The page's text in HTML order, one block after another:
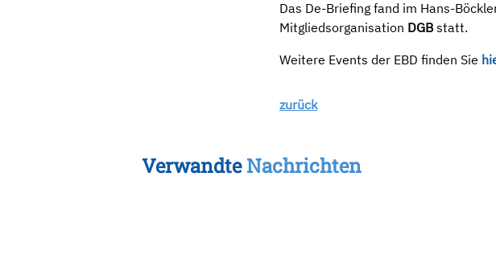
Das De-Briefing fand im Hans-
Mitgliedsorganisation DGB statt.
Weitere Events der EBD finden Sie
zurück
VerwandteNachrichten